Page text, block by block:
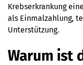
Krebserkrankung
als Einmalzahlung,
Unterstützung.
Warum ist